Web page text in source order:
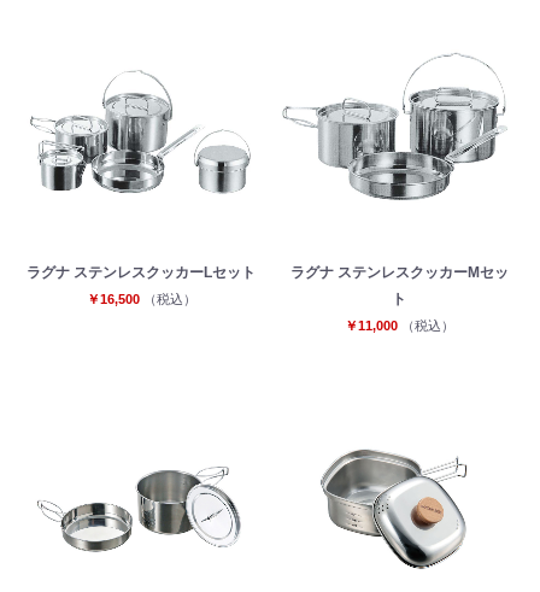
ラグナ ステンレスクッカーLセット
￥16,500 （税込）
ラグナ ステンレスクッカーMセッ
ト
￥11,000 （税込）